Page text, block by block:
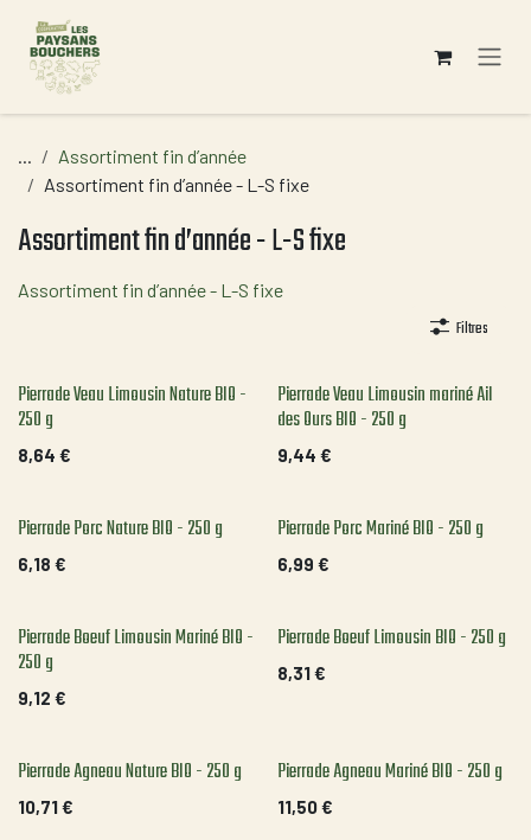
...
Assortiment fin d’année
Assortiment fin d’année - L-S fixe
Assortiment fin d’année - L-S fixe
Assortiment fin d’année - L-S fixe
Filtres
Pierrade Veau Limousin Nature BIO -
250 g
8,64 €
Pierrade Veau Limousin mariné Ail
des Ours BIO - 250 g
9,44 €
Pierrade Porc Nature BIO - 250 g
6,18 €
Pierrade Porc Mariné BIO - 250 g
6,99 €
Pierrade Boeuf Limousin Mariné BIO -
250 g
9,12 €
Pierrade Boeuf Limousin BIO - 250 g
8,31€
Pierrade Agneau Nature BIO - 250 g
10,71€
Pierrade Agneau Mariné BIO - 250 g
11,50€